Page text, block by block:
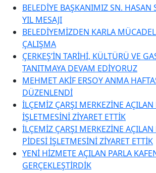
BELEDİYE BAŞKANIMIZ SN. HASAN
YIL MESAJI
BELEDİYEMİZDEN KARLA
ÇALIŞMA
ÇERKEŞ’İN TARİHİ, KÜLTÜRÜ VE
TANITMAYA DEVAM EDİYORUZ
MEHMET AKİF ERSOY ANMA
DÜZENLENDİ
İLÇEMİZ ÇARŞI MERKEZİNE
İŞLETMESİNİ ZİYARET ETTİK
İLÇEMİZ ÇARŞI MERKEZİNE
PİDESİ İŞLETMESİNİ ZİYARET ETTİK
YENİ HİZMETE AÇILAN PARLA
GERÇEKLEŞTİRDİK